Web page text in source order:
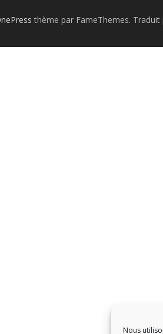
Nous
thème par FameThemes. Traduit